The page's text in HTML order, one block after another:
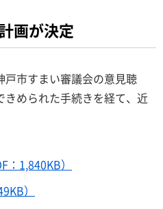
画が決定
市すまい審議会の意見聴
められた手続きを経て、近
1,840KB）
）